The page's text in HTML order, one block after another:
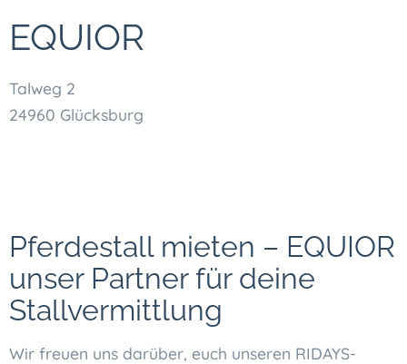
EQUIOR
Talweg 2
24960 Glücksburg
Pferdestall mieten – EQUIOR
unser Partner für deine
Stallvermittlung
Wir freuen uns darüber, euch unseren RIDAYS-